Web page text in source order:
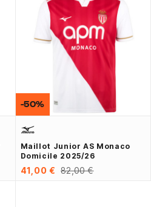
Maillot Junior AS Monaco
Domicile 2025/26
41,00 € 82,00 €
-50%